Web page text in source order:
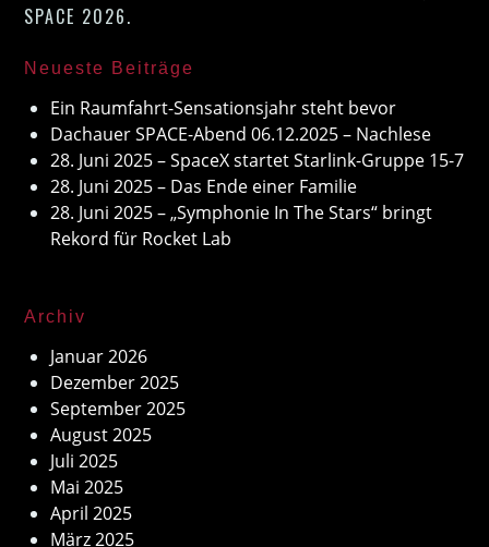
SPACE 2026.
Neueste Beiträge
Ein Raumfahrt-Sensationsjahr steht bevor
Dachauer SPACE-Abend 06.12.2025 – Nachlese
28. Juni 2025 – SpaceX startet Starlink-Gruppe 15-7
28. Juni 2025 – Das Ende einer Familie
28. Juni 2025 – „Symphonie In The Stars“ bringt
Rekord für Rocket Lab
Archiv
Januar 2026
Dezember 2025
September 2025
August 2025
Juli 2025
Mai 2025
April 2025
März 2025